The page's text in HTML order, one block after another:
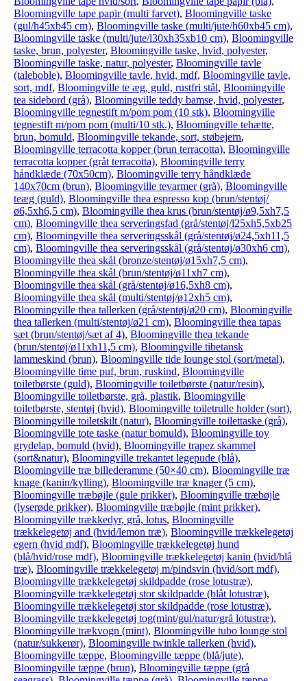
Bloomingville tape papir (multi farvet), Bloomingville taske
(gul/h45xb45 cm), Bloomingville taske (multi/jute/h60xb45 cm),
Bloomingville taske (multi/jute/l30xh35xb10 cm), Bloomingville
taske, brun, polyester, Bloomingville taske, hvid, polyester,
Bloomingville taske, natur, polyester, Bloomingville tavle
(taleboble), Bloomingville tavle, hvid, mdf, Bloomingville tavle,
sort, mdf, Bloomingville te æg, guld, rustfri stål, Bloomingville
tea sidebord (grå), Bloomingville teddy bamse, hvid, polyester,
Bloomingville tegnestift m/pom pom (10 stk), Bloomingville
tegnestift m/pom pom (multi/10 stk.), Bloomingville tehætte,
brun, bomuld, Bloomingville tekande, sort, støbejern,
Bloomingville terracotta kopper (brun terracotta), Bloomingville
terracotta kopper (gråt terracotta), Bloomingville terry
håndklæde (70x50cm), Bloomingville terry håndklæde
140x70cm (brun), Bloomingville tevarmer (grå), Bloomingville
teæg (guld), Bloomingville thea espresso kop (brun/stentøj/
ø6,5xh6,5 cm), Bloomingville thea krus (brun/stentøj/ø9,5xh7,5
cm), Bloomingville thea serveringsfad (grå/stentøj/l25xh5,5xb25
cm), Bloomingville thea serveringsskål (grå/stentøj/ø24,5xh11,5
cm), Bloomingville thea serveringsskål (grå/stentøj/ø30xh6 cm),
Bloomingville thea skål (bronze/stentøj/ø15xh7,5 cm),
Bloomingville thea skål (brun/stentøj/ø11xh7 cm),
Bloomingville thea skål (grå/stentøj/ø16,5xh8 cm),
Bloomingville thea skål (multi/stentøj/ø12xh5 cm),
Bloomingville thea tallerken (grå/stentøj/ø20 cm), Bloomingville
thea tallerken (multi/stentøj/ø21 cm), Bloomingville thea tapas
sæt (brun/stentøj/sæt af 4), Bloomingville thea tekande
(brun/stentøj/ø11xh11,5 cm), Bloomingville tibetansk
lammeskind (brun), Bloomingville tide lounge stol (sort/metal),
Bloomingville time puf, brun, ruskind, Bloomingville
toiletbørste (guld), Bloomingville toiletbørste (natur/resin),
Bloomingville toiletbørste, grå, plastik, Bloomingville
toiletbørste, stentøj (hvid), Bloomingville toiletrulle holder (sort),
Bloomingville toiletskilt (natur), Bloomingville toilettaske (grå),
Bloomingville tote taske (natur bomuld), Bloomingville toy
grydelap, bomuld (hvid), Bloomingville trapez skammel
(sort&natur), Bloomingville trekantet legepude (blå),
Bloomingville træ billederamme (50×40 cm), Bloomingville træ
knage (kanin/kylling), Bloomingville træ knager (5 cm),
Bloomingville træbøjle (gule prikker), Bloomingville træbøjle
(lyserøde prikker), Bloomingville træbøjle (mint prikker),
Bloomingville trækkedyr, grå, lotus, Bloomingville
trækkelegetøj and (hvid/lemon træ), Bloomingville trækkelegetøj
egern (hvid mdf), Bloomingville trækkelegetøj hund
(blå/hvid/rose mdf), Bloomingville trækkelegetøj kanin (hvid/blå
træ), Bloomingville trækkelegetøj m/pindsvin (hvid/sort mdf),
Bloomingville trækkelegetøj skildpadde (rose lotustræ),
Bloomingville trækkelegetøj stor skildpadde (blåt lotustræ),
Bloomingville trækkelegetøj stor skildpadde (rose lotustræ),
Bloomingville trækkelegetøj tog(mint/gul/natur/grå lotustræ),
Bloomingville trækvogn (mint), Bloomingville tubo lounge stol
(natur/sukkerør), Bloomingville twinkle tallerken (hvid),
Bloomingville tæppe, Bloomingville tæppe (blå/jute),
Bloomingville tæppe (brun), Bloomingville tæppe (grå